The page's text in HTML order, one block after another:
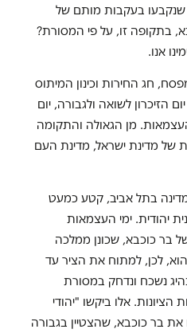
שנקבעו בעקבות מותם של
בתקופה זו, על פי המסורת?
אנו.
חג החירות וכינון המיתוס
הזיכרון לשואה ולגבורה, יום
העצמאות. מן הגאולה והתקומה
של מדינת ישראל, מדינת העם
בתל אביב, קטע כמעט
יהודית. ימי העצמאות
בר כוכבא, שכונן ממלכה
לכן, למתוח את הציר עד
נשכח ונדחק במסורת
הציונות. אלו ביקשו "יהודי
בר כוכבא, שהצטיין בגבורה